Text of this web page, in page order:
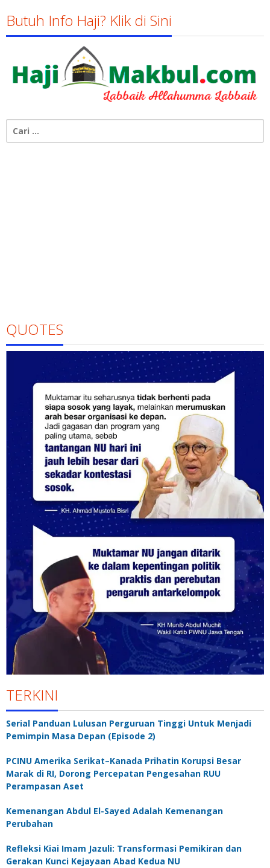
Butuh Info Haji? Klik di Sini
untuk:
QUOTES
TERKINI
Serial Panduan Lulusan Perguruan Tinggi Untuk Menjadi
Pemimpin Masa Depan (Episode 2)
PCINU Amerika Serikat–Kanada Prihatin Korupsi Besar
Marak di RI, Dorong Percepatan Pengesahan RUU
Perampasan Aset
Kemenangan Abdul El-Sayed Adalah Kemenangan
Perubahan
Refleksi Kiai Imam Jazuli: Transformasi Pemikiran dan
Gerakan Kunci Kejayaan Abad Kedua NU